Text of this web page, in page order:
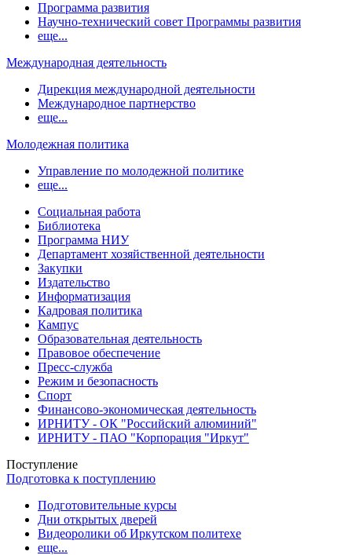
Программа развития
Научно-технический совет Программы развития
еще...
Международная деятельность
Дирекция международной деятельности
Международное партнерство
еще...
Молодежная политика
Управление по молодежной политике
еще...
Социальная работа
Библиотека
Программа НИУ
Департамент хозяйственной деятельности
Закупки
Издательство
Информатизация
Кадровая политика
Кампус
Образовательная деятельность
Правовое обеспечение
Пресс-служба
Режим и безопасность
Спорт
Финансово-экономическая деятельность
ИРНИТУ - ОК "Российский алюминий"
ИРНИТУ - ПАО "Корпорация "Иркут"
Поступление
Подготовка к поступлению
Подготовительные курсы
Дни открытых дверей
Видеоролики об Иркутском политехе
еще...